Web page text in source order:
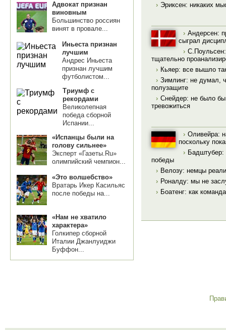
Адвокат признан
виновным
Большинство россиян
винят в провале...
Иньеста признан
лучшим
Андрес Иньеста
признан лучшим
футболистом...
Триумф с
рекордами
Великолепная
победа сборной
Испании...
«Испанцы были на
голову сильнее»
Эксперт «Газеты.Ru»
олимпийский чемпион...
«Это волшебство»
Вратарь Икер Касильяс
после победы на...
«Нам не хватило
характера»
Голкипер сборной
Италии Джанлуиджи
Буффон...
› Эриксен: никаких
› Андерсен:
сыграл
›
тщательно
› Кьяер: все вышло
› Зимлинг: не думал,
полузащите
› Снейдер: не было
тревожиться
› Оливейра:
поскольку
› Бадштубер:
победы
› Велозу: немцы
› Роналду: мы не
› Боатенг: как